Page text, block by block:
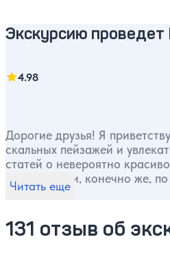
Экскурсию
4.98
Дорогие друзья! Я
скальных пейзажей и увлекательной истории. Я биолог, филолог,
статей о невероятно
по Выборгу и, конечно же,
Читать еще
131 отзыв об